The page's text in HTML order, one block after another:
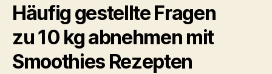
Häufig gestellte Fragen
zu 10 kg abnehmen mit
Smoothies Rezepten